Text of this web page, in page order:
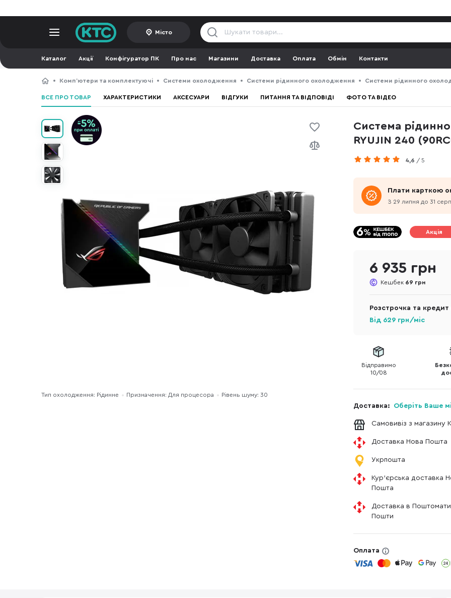
Місто
Каталог Акції Конфігуратор ПК Про нас Магазини Доставка Оплата Обмін Контакти
Компʼютери та комплектуючі Системи охолодження Системи рідинного охолодження Системи рідинного
ВСЕ ПРО ТОВАР ХАРАКТЕРИСТИКИ АКСЕСУАРИ ВІДГУКИ ПИТАННЯ ТА ВІДПОВІДІ ФОТО ТА ВІДЕО
Система
RYUJIN 240
4,6 / 5
Тип охолодження: Рідинне Призначення: Для процесора Рівень шуму: 30
Плати карткою
З 29 липня до 31
Акція
6 935 грн
Кешбек 69 грн
Розстрочка та кредит
Від 629 грн/міс
Відправимо
10/08
Доставка: Оберіть Ваше
Самовивіз з магазину
Доставка Нова Пошта
Укрпошта
Кур'єрська доставка
Пошта
Доставка в
Пошти
Оплата